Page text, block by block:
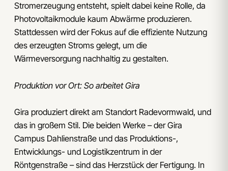
Stromerzeugung entsteht, spielt dabei keine Rolle, da
Photovoltaikmodule kaum Abwärme produzieren.
Stattdessen wird der Fokus auf die effiziente Nutzung
des erzeugten Stroms gelegt, um die
Wärmeversorgung nachhaltig zu gestalten.
Produktion vor Ort: So arbeitet Gira
Gira produziert direkt am Standort Radevormwald, und
das in großem Stil. Die beiden Werke – der Gira
Campus Dahlienstraße und das Produktions-,
Entwicklungs- und Logistikzentrum in der
Röntgenstraße – sind das Herzstück der Fertigung. In